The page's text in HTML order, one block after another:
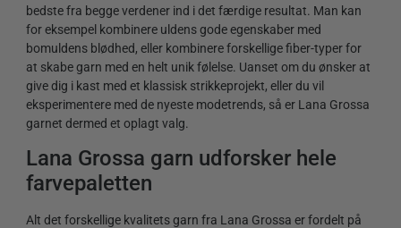
bedste fra begge verdener ind i det færdige resultat. Man kan
for eksempel kombinere uldens gode egenskaber med
bomuldens blødhed, eller kombinere forskellige fiber-typer for
at skabe garn med en helt unik følelse. Uanset om du ønsker at
give dig i kast med et klassisk strikkeprojekt, eller du vil
eksperimentere med de nyeste modetrends, så er Lana Grossa
garnet dermed et oplagt valg.
Lana Grossa garn udforsker hele
farvepaletten
Alt det forskellige kvalitets garn fra Lana Grossa er fordelt på